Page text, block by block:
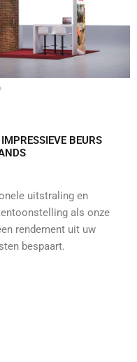
BEURS
uitstraling en
als onze
rendement uit uw
bespaart.